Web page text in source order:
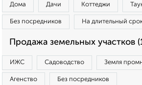
Дома Дачи Коттеджи
Без посредников На длительный
Продажа земельных участков
ИЖС Садоводство Земля
Агенство Без посредников